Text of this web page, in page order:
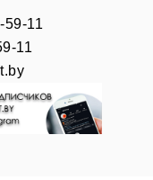
59-11
11